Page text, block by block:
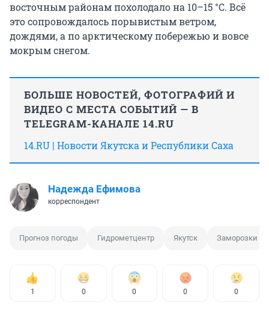
восточным районам похолодало на 10–15 °C. Всё
это сопровождалось порывистым ветром,
дождями, а по арктическому побережью и вовсе
мокрым снегом.
БОЛЬШЕ НОВОСТЕЙ, ФОТОГРАФИЙ И
ВИДЕО С МЕСТА СОБЫТИЙ — В
TELEGRAM-КАНАЛЕ 14.RU
14.RU | Новости Якутска и Республики Саха
Надежда Ефимова
корреспондент
Прогноз погоды Гидрометцентр Якутск Заморозки
1 0 0 0 0